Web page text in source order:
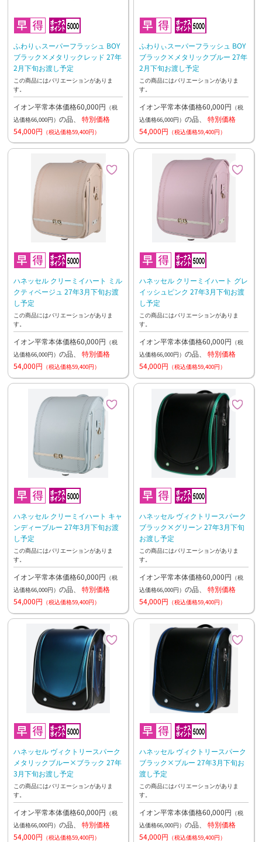
ふわりぃスーパーフラッシュ BOY
ブラック×メタリックレッド 27年
2月下旬お渡し予定
この商品にはバリエーションがありま
す。
イオン平常本体価格60,000円 （税
込価格66,000円） の品、 特別価格
54,000円 （税込価格59,400円）
ふわりぃスーパーフラッシュ BOY
ブラック×メタリックブルー 27年
2月下旬お渡し予定
この商品にはバリエーションがありま
す。
イオン平常本体価格60,000円 （税
込価格66,000円） の品、 特別価格
54,000円 （税込価格59,400円）
ハネッセル クリーミイハート ミル
クティベージュ 27年3月下旬お渡
し予定
この商品にはバリエーションがありま
す。
イオン平常本体価格60,000円 （税
込価格66,000円） の品、 特別価格
54,000円 （税込価格59,400円）
ハネッセル クリーミイハート グレ
イッシュピンク 27年3月下旬お渡
し予定
この商品にはバリエーションがありま
す。
イオン平常本体価格60,000円 （税
込価格66,000円） の品、 特別価格
54,000円 （税込価格59,400円）
ハネッセル クリーミイハート キャ
ンディーブルー 27年3月下旬お渡
し予定
この商品にはバリエーションがありま
す。
イオン平常本体価格60,000円 （税
込価格66,000円） の品、 特別価格
54,000円 （税込価格59,400円）
ハネッセル ヴィクトリースパーク
ブラック×グリーン 27年3月下旬
お渡し予定
この商品にはバリエーションがありま
す。
イオン平常本体価格60,000円 （税
込価格66,000円） の品、 特別価格
54,000円 （税込価格59,400円）
ハネッセル ヴィクトリースパーク
メタリックブルー×ブラック 27年
3月下旬お渡し予定
この商品にはバリエーションがありま
す。
イオン平常本体価格60,000円 （税
込価格66,000円） の品、 特別価格
54,000円 （税込価格59,400円）
ハネッセル ヴィクトリースパーク
ブラック×ブルー 27年3月下旬お
渡し予定
この商品にはバリエーションがありま
す。
イオン平常本体価格60,000円 （税
込価格66,000円） の品、 特別価格
54,000円 （税込価格59,400円）